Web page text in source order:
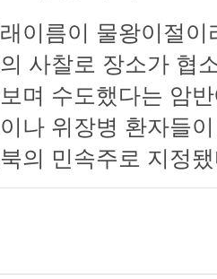
이름이 물왕이절
사찰로 장소가 협
며 수도했다는 암
나 위장병 환자들
의 민속주로 지정